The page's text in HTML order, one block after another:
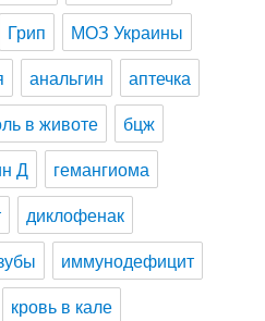
Грип
МОЗ Украины
анальгин
аптечка
в животе
бцж
Д
гемангиома
диклофенак
иммунодефицит
кровь в кале